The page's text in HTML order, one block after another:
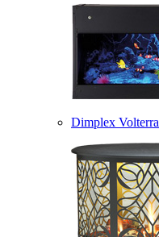
Dimplex Volterra